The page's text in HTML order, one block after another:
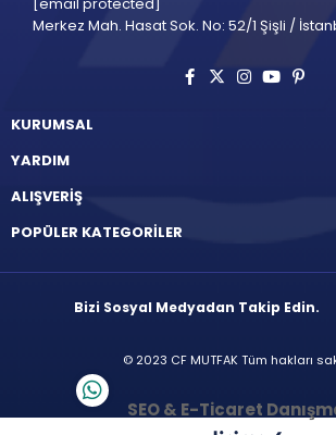
Merkez Mah. Hasat Sok. No: 52/1 Şişli /
KURUMSAL
YARDIM
ALIŞVERİŞ
POPÜLER KATEGORİLER
Bizi Sosyal Medyadan Takip Edin.
© 2023 CF MUTFAK Tüm hakları
SEO & E-Ticaret